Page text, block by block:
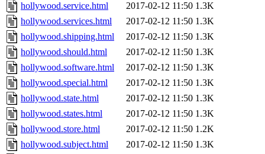
hollywood.service.html
2017-02-12 11:50 1.3K
hollywood.services.html
2017-02-12 11:50 1.3K
hollywood.shipping.html
2017-02-12 11:50 1.3K
hollywood.should.html
2017-02-12 11:50 1.3K
hollywood.software.html
2017-02-12 11:50 1.3K
hollywood.special.html
2017-02-12 11:50 1.3K
hollywood.state.html
2017-02-12 11:50 1.3K
hollywood.states.html
2017-02-12 11:50 1.3K
hollywood.store.html
2017-02-12 11:50 1.2K
hollywood.subject.html
2017-02-12 11:50 1.3K